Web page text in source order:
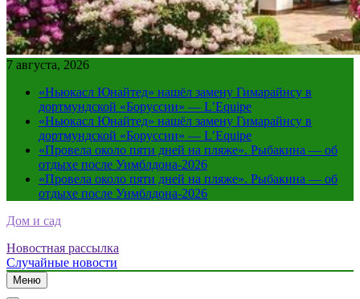
7 августа, 2026
«Ньюкасл Юнайтед» нашёл замену Гимарайнсу в
дортмундской «Боруссии» — L’Equipe
«Ньюкасл Юнайтед» нашёл замену Гимарайнсу в
дортмундской «Боруссии» — L’Equipe
«Провела около пяти дней на пляже». Рыбакина — об
отдыхе после Уимблдона-2026
«Провела около пяти дней на пляже». Рыбакина — об
отдыхе после Уимблдона-2026
Дом и сад
Новостная рассылка
Случайные новости
Меню